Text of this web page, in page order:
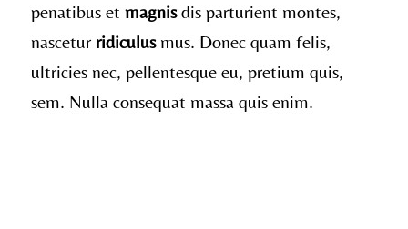
penatibus et magnisdis parturient montes,
nascetur ridiculusmus. Donec quam felis,
ultricies nec, pellentesque eu, pretium quis,
sem. Nulla consequat massa quis enim.